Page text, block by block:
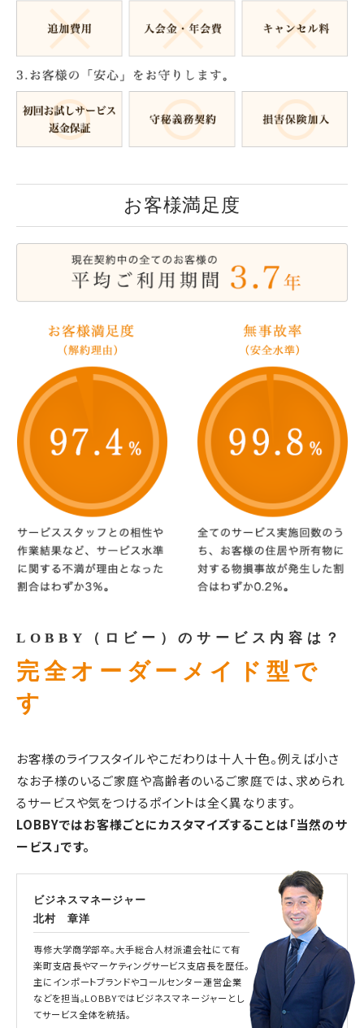
お客様満足度
LOBBY（ロビー）のサービス内容は？
完全オーダーメイド型で
す
お客様のライフスタイルやこだわりは十人十色。例えば小さ
なお子様のいるご家庭や高齢者のいるご家庭では、求められ
るサービスや気をつけるポイントは全く異なります。
LOBBYではお客様ごとにカスタマイズすることは「当然のサ
ービス」です。
ビジネスマネージャー
北村 章洋
専修大学商学部卒。大手総合人材派遣会社にて有
楽町支店長やマーケティングサービス支店長を歴任。
主にインポートブランドやコールセンター運営企業
などを担当。LOBBYではビジネスマネージャーとし
てサービス全体を統括。